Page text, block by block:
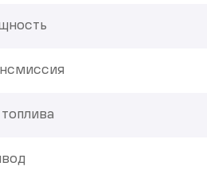
топлива